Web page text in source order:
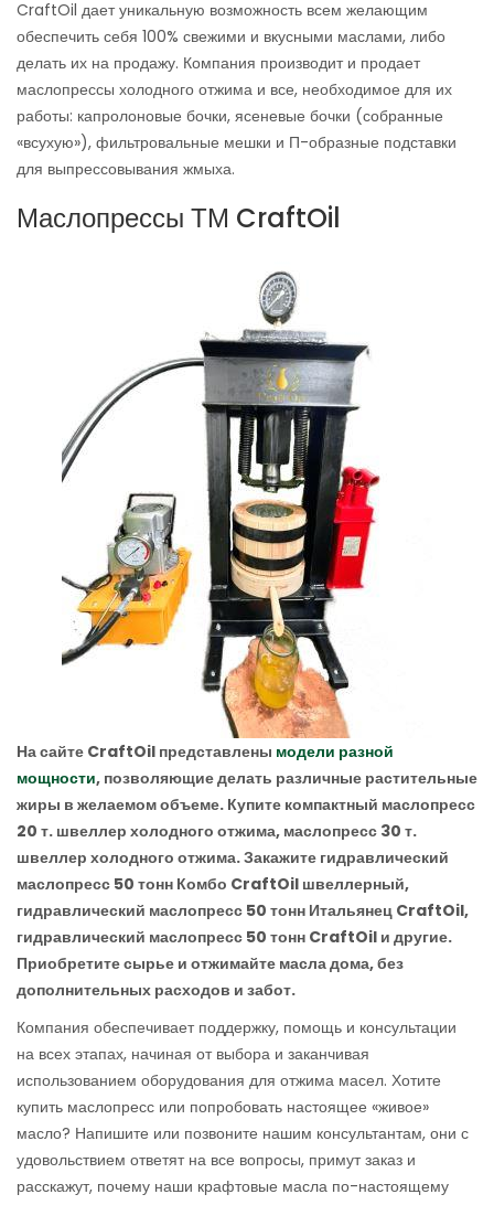
CraftOil дает уникальную возможность всем желающим
обеспечить себя 100% свежими и вкусными маслами, либо
делать их на продажу. Компания производит и продает
маслопрессы холодного отжима и все, необходимое для их
работы: капролоновые бочки, ясеневые бочки (собранные
«всухую»), фильтровальные мешки и П-образные подставки
для выпрессовывания жмыха.
Маслопрессы ТМ CraftOil
На сайте CraftOil представлены модели разной
мощности, позволяющие делать различные растительные
жиры в желаемом объеме. Купите компактный маслопресс
20 т. швеллер холодного отжима, маслопресс 30 т.
швеллер холодного отжима. Закажите гидравлический
маслопресс 50 тонн Комбо CraftOil швеллерный,
гидравлический маслопресс 50 тонн Итальянец CraftOil,
гидравлический маслопресс 50 тонн CraftOil и другие.
Приобретите сырье и отжимайте масла дома, без
дополнительных расходов и забот.
Компания обеспечивает поддержку, помощь и консультации
на всех этапах, начиная от выбора и заканчивая
использованием оборудования для отжима масел. Хотите
купить маслопресс или попробовать настоящее «живое»
масло? Напишите или позвоните нашим консультантам, они с
удовольствием ответят на все вопросы, примут заказ и
расскажут, почему наши крафтовые масла по-настоящему